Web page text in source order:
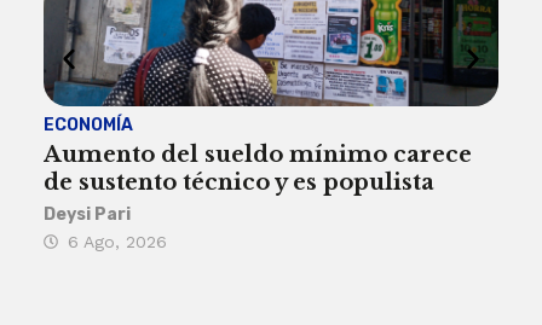
ECONOMÍA
Aumento del sueldo mínimo carece
de sustento técnico y es populista
Deysi Pari
6 Ago, 2026